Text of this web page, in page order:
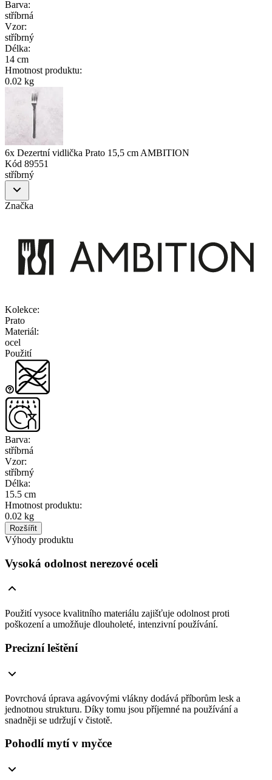
Barva:
stříbrná
Vzor:
stříbrný
Délka:
14 cm
Hmotnost produktu:
0.02 kg
6x Dezertní vidlička Prato 15,5 cm AMBITION
Kód 89551
stříbrný
Značka
Kolekce:
Prato
Materiál:
ocel
Použití
Barva:
stříbrná
Vzor:
stříbrný
Délka:
15.5 cm
Hmotnost produktu:
0.02 kg
Rozšířit
Výhody produktu
Vysoká odolnost nerezové oceli
Použití vysoce kvalitního materiálu zajišťuje odolnost proti
poškození a umožňuje dlouholeté, intenzivní používání.
Precizní leštění
Povrchová úprava agávovými vlákny dodává příborům lesk a
jednotnou strukturu. Díky tomu jsou příjemné na používání a
snadněji se udržují v čistotě.
Pohodlí mytí v myčce